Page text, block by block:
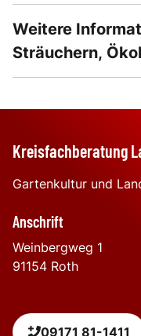
Weitere
Sträuchern,
Kreisfachberatung
Gartenkultur und
Anschrift
Weinbergweg 1
91154 Roth
09171 81-1411